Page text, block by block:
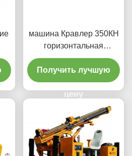
машина Кравлер 350КН
горизонтальная
дирекционная сверля
Получить лучшую
цену